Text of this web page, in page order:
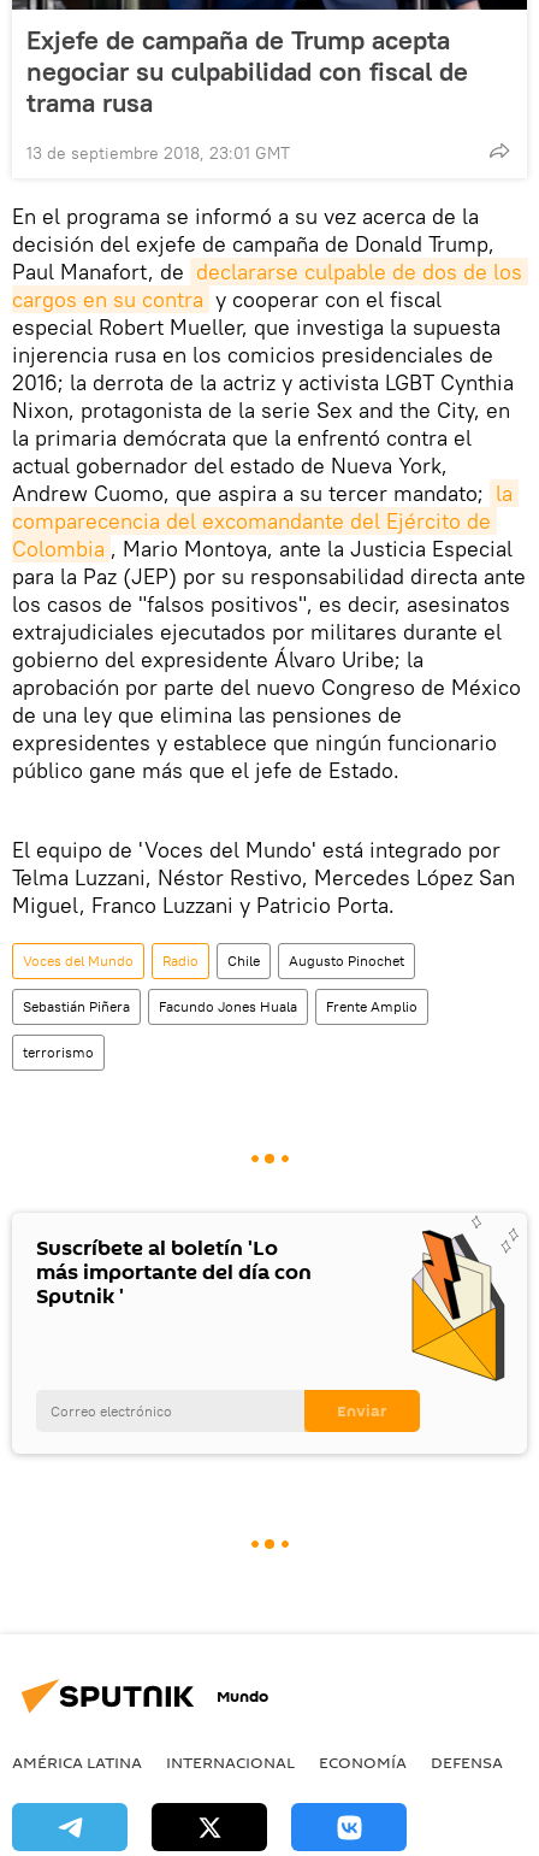
Exjefe de campaña de Trump acepta
negociar su culpabilidad con fiscal de
trama rusa
13 de septiembre 2018, 23:01 GMT
En el programa se informó a su vez acerca de la
decisión del exjefe de campaña de Donald Trump,
Paul Manafort, de declararse culpable de dos de los
cargos en su contra y cooperar con el fiscal
especial Robert Mueller, que investiga la supuesta
injerencia rusa en los comicios presidenciales de
2016; la derrota de la actriz y activista LGBT Cynthia
Nixon, protagonista de la serie Sex and the City, en
la primaria demócrata que la enfrentó contra el
actual gobernador del estado de Nueva York,
Andrew Cuomo, que aspira a su tercer mandato; la
comparecencia del excomandante del Ejército de
Colombia , Mario Montoya, ante la Justicia Especial
para la Paz (JEP) por su responsabilidad directa ante
los casos de "falsos positivos", es decir, asesinatos
extrajudiciales ejecutados por militares durante el
gobierno del expresidente Álvaro Uribe; la
aprobación por parte del nuevo Congreso de México
de una ley que elimina las pensiones de
expresidentes y establece que ningún funcionario
público gane más que el jefe de Estado.
El equipo de 'Voces del Mundo' está integrado por
Telma Luzzani, Néstor Restivo, Mercedes López San
Miguel, Franco Luzzani y Patricio Porta.
Voces del Mundo Radio Chile Augusto Pinochet
Sebastián Piñera Facundo Jones Huala Frente Amplio
terrorismo
Suscríbete al boletín 'Lo
más importante del día con
Sputnik '
Mundo
AMÉRICA LATINA INTERNACIONAL ECONOMÍA DEFENSA